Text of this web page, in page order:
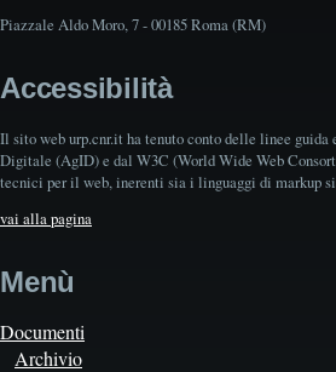
Piazzale Aldo Moro, 7 - 00185 Roma (RM)
Accessibilità
Il sito web urp.cnr.it ha tenuto conto delle linee guida
Digitale (AgID) e dal W3C (World Wide Web
tecnici per il web, inerenti sia i linguaggi di markup
vai alla pagina
Menù
Documenti
Archivio